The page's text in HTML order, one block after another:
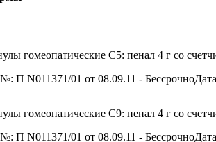
гомеопатические C5: пенал 4 г со
№: П N011371/01 от 08.09.11 -
гомеопатические C9: пенал 4 г со
№: П N011371/01 от 08.09.11 -